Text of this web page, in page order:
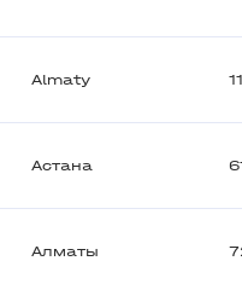
Almaty
Астана
Алматы